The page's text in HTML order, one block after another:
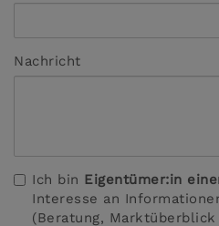
Nachricht
Ich bin Eigentümer:in
Interesse an
(Beratung,